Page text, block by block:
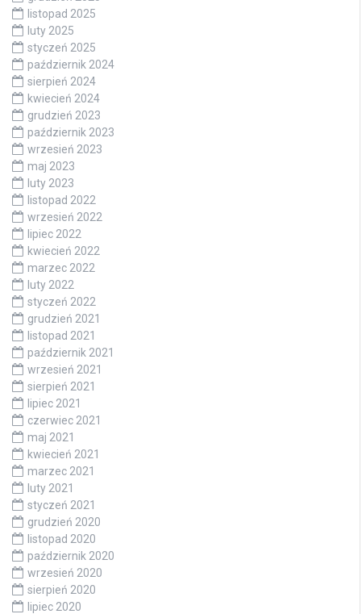
listopad 2025
luty 2025
styczeń 2025
październik 2024
sierpień 2024
kwiecień 2024
grudzień 2023
październik 2023
wrzesień 2023
maj 2023
luty 2023
listopad 2022
wrzesień 2022
lipiec 2022
kwiecień 2022
marzec 2022
luty 2022
styczeń 2022
grudzień 2021
listopad 2021
październik 2021
wrzesień 2021
sierpień 2021
lipiec 2021
czerwiec 2021
maj 2021
kwiecień 2021
marzec 2021
luty 2021
styczeń 2021
grudzień 2020
listopad 2020
październik 2020
wrzesień 2020
sierpień 2020
lipiec 2020